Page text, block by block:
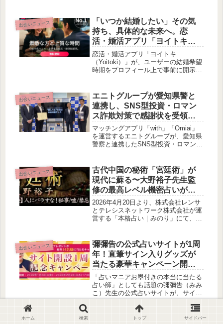
た。男性が重視するのは、経験よりも
「人柄や相性」であることが浮き彫り
になっています。
出会いニュース
「いつか結婚したい」その気
持ち、具体的な未来へ。恋
活・婚活アプリ「ヨイトキ」
が結婚希望時期の可視化で描
く誠実な出会い
恋活・婚活アプリ「ヨイトキ
（Yoitoki）」が、ユーザーの結婚希望
時期をプロフィール上で事前に開示で
結婚意向のミスマッチを防ぎ、効率的
で誠実なパートナーシップ構築を支援
します。
出会いニュース
エニトグループが愛知県警と
連携し、SNS型投資・ロマン
ス詐欺対策で感謝状を受領〜
安心・安全な出会いを守る取
り組み〜
マッチングアプリ「with」「Omiai」
を運営するエニトグループが、愛知県
警察と連携したSNS型投資・ロマンス
ラマの共同制作やユーザーへの注意喚
起を通じて、深刻化する詐欺被害の防
止に貢献しています。
出会いニュース
古代中国の秘術「宮廷術」が
現代に蘇る〜大野裕子先生監
修の最高レベル機密占いが
「本格占い｜みのり」で提供
開始
2026年4月20日より、株式会社レンサ
とテレシスネットワーク株式会社が運
営する「本格占い｜みのり」にて、大
国で国家機密を暴いてきたとされるこ
の秘術は、宿命・現在・将来を容赦な
く晒すと言われています。
出会いニュース
彌彌告の公式占いサイトが1周
年！直筆サイン入りグッズが
当たる豪華キャンペーン開催
中！
「占いマニアお墨付きの本当に当たる
占い師」としても話題の彌彌告（みみ
こ）先生の公式占いサイトが、サイト
開設1周年を記念してスペシャルキャ
ンペーンを実施中です。ホロスコープ
とタロットで占う本格鑑定を体験でき
出会いニュース マッチングアプリ、本当に効
ホーム 検索 トップ サイドバー